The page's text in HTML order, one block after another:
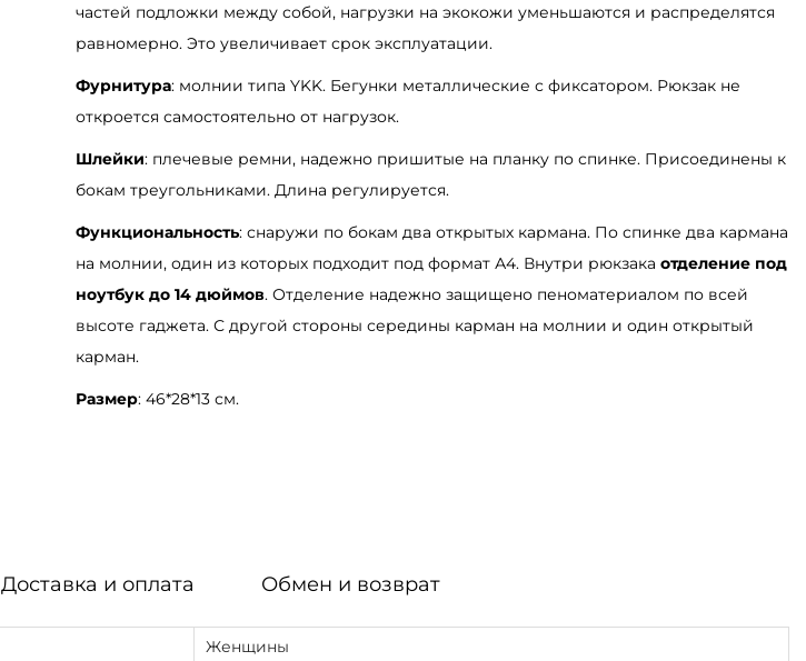
a
r
d
L
и
н
и
й
частей подложки между собой, нагрузки на экокожи уменьшаются и распределятся
равномерно. Это увеличивает срок эксплуатации.
Фурнитура: молнии типа YKK. Бегунки металлические с фиксатором. Рюкзак не
откроется самостоятельно от нагрузок.
Шлейки: плечевые ремни, надежно пришитые на планку по спинке. Присоединены к
бокам треугольниками. Длина регулируется.
Функциональность: снаружи по бокам два открытых кармана. По спинке два кармана
на молнии, один из которых подходит под формат А4. Внутри рюкзака отделение под
ноутбук до 14 дюймов. Отделение надежно защищено пеноматериалом по всей
высоте гаджета. С другой стороны середины карман на молнии и один открытый
карман.
Размер: 46*28*13 см.
Доставка и оплата Обмен и возврат
Женщины